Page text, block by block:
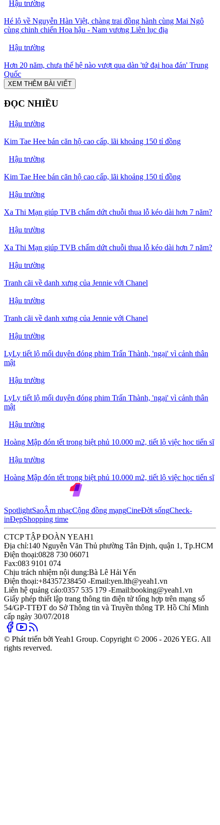
Hậu trường
Hé lộ về Nguyễn Hàn Việt, chàng trai đồng hành cùng Mai Ngô
cùng chinh chiến Hoa hậu - Nam vương Liên lục địa
Hậu trường
Hơn 20 năm, chưa thế hệ nào vượt qua dàn 'tứ đại hoa đán' Trung
Quốc
XEM THÊM BÀI VIẾT
ĐỌC NHIỀU
Hậu trường
Kim Tae Hee bán căn hộ cao cấp, lãi khoảng 150 tỉ đồng
Hậu trường
Kim Tae Hee bán căn hộ cao cấp, lãi khoảng 150 tỉ đồng
Hậu trường
Xa Thi Mạn giúp TVB chấm dứt chuỗi thua lỗ kéo dài hơn 7 năm?
Hậu trường
Xa Thi Mạn giúp TVB chấm dứt chuỗi thua lỗ kéo dài hơn 7 năm?
Hậu trường
Tranh cãi về danh xưng của Jennie với Chanel
Hậu trường
Tranh cãi về danh xưng của Jennie với Chanel
Hậu trường
LyLy tiết lộ mối duyên đóng phim Trấn Thành, 'ngại' vì cảnh thân
mật
Hậu trường
LyLy tiết lộ mối duyên đóng phim Trấn Thành, 'ngại' vì cảnh thân
mật
Hậu trường
Hoàng Mập đón tết trong biệt phủ 10.000 m2, tiết lộ việc học tiến sĩ
Hậu trường
Hoàng Mập đón tết trong biệt phủ 10.000 m2, tiết lộ việc học tiến sĩ
SpotlightSaoÂm nhạcCộng đồng mạngCineĐời sốngCheck-
inĐẹpShopping time
CTCP TẬP ĐOÀN YEAH1
Địa chỉ:140 Nguyễn Văn Thủ phường Tân Định, quận 1, Tp.HCM
Điện thoại:0828 730 06071
Fax:083 9101 074
Chịu trách nhiệm nội dung:Bà Lê Hải Yến
Điện thoại:+84357238450 -Email:yen.lth@yeah1.vn
Liên hệ quảng cáo:0357 535 179 -Email:booking@yeah1.vn
Giấy phép thiết lập trang thông tin điện tử tổng hợp trên mạng số
54/GP-TTĐT do Sở Thông tin và Truyền thông TP. Hồ Chí Minh
cấp ngày 30/07/2018
© Phát triển bởi Yeah1 Group. Copyright © 2006 - 2026 YEG. All
rights reverved.